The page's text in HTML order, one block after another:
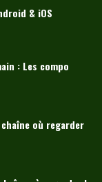
& iOS
: Les compo
où regarder